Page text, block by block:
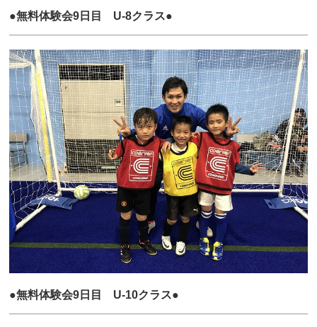
●無料体験会9日目 U-8クラス●
●無料体験会9日目 U-10クラス●